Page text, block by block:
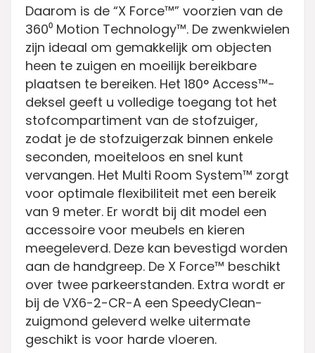
Daarom is de “X Force™” voorzien van de
360⁰ Motion Technology™. De zwenkwielen
zijn ideaal om gemakkelijk om objecten
heen te zuigen en moeilijk bereikbare
plaatsen te bereiken. Het 180° Access™-
deksel geeft u volledige toegang tot het
stofcompartiment van de stofzuiger,
zodat je de stofzuigerzak binnen enkele
seconden, moeiteloos en snel kunt
vervangen. Het Multi Room System™ zorgt
voor optimale flexibiliteit met een bereik
van 9 meter. Er wordt bij dit model een
accessoire voor meubels en kieren
meegeleverd. Deze kan bevestigd worden
aan de handgreep. De X Force™ beschikt
over twee parkeerstanden. Extra wordt er
bij de VX6-2-CR-A een SpeedyClean-
zuigmond geleverd welke uitermate
geschikt is voor harde vloeren.